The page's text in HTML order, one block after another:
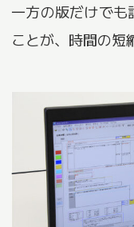
一方の版だけでも
ことが、時間の短